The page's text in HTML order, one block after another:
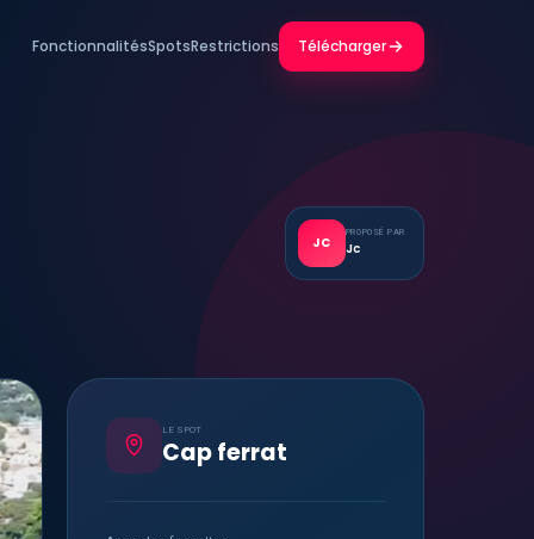
FonctionnalitésSpotsRestrictions Télécharger
JC
PROPOSÉ PAR
Jc
LE SPOT
Cap ferrat